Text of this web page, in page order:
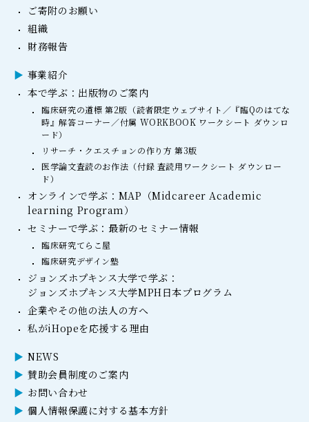
ご寄附のお願い
組織
財務報告
事業紹介
本で学ぶ：出版物のご案内
臨床研究の道標 第2版（読者限定ウェブサイト／『臨Qのはてな
時』解答コーナー／付属 WORKBOOK ワークシート ダウンロ
ード）
リサーチ・クエスチョンの作り方 第3版
医学論文査読のお作法（付録 査読用ワークシート ダウンロー
ド）
オンラインで学ぶ：MAP（Midcareer Academic
learning Program）
セミナーで学ぶ：最新のセミナー情報
臨床研究てらこ屋
臨床研究デザイン塾
ジョンズホプキンス大学で学ぶ：
ジョンズホプキンス大学MPH日本プログラム
企業やその他の法人の方へ
私がiHopeを応援する理由
NEWS
賛助会員制度のご案内
お問い合わせ
個人情報保護に対する基本方針